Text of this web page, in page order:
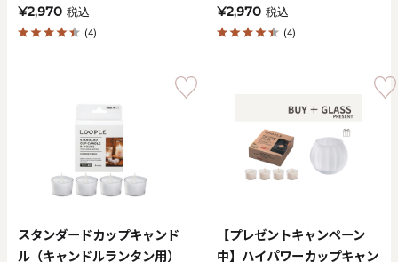
¥2,970 税込
(4)
¥2,970 税込
(4)
スタンダードカップキャンド
ル（キャンドルランタン用）
【プレゼントキャンペーン
中】ハイパワーカップキャン